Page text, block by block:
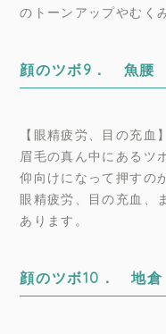
のトーンアップやむく
顔のツボ9． 魚腰
【眼精疲労、目の充血
眉毛の真ん中にあるツ
仰向けになって押すの
眼精疲労、目の充血、
あります。
顔のツボ10． 地